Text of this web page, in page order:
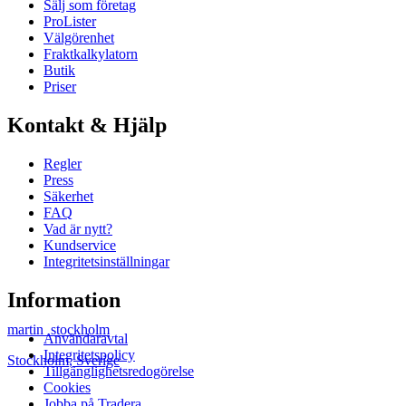
martin_stockholm
Stockholm,Sverige
Sälj som företag
ProLister
Välgörenhet
Fraktkalkylatorn
Butik
Priser
Kontakt & Hjälp
Regler
Press
Säkerhet
FAQ
Vad är nytt?
Kundservice
Integritetsinställningar
Information
Användaravtal
Integritetspolicy
Tillgänglighetsredogörelse
Cookies